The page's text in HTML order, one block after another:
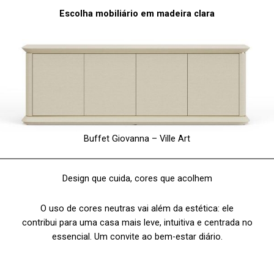
Escolha mobiliário em madeira clara
Buffet Giovanna – Ville Art
Design que cuida, cores que acolhem
O uso de cores neutras vai além da estética: ele
contribui para uma casa mais leve, intuitiva e centrada no
essencial. Um convite ao bem-estar diário.